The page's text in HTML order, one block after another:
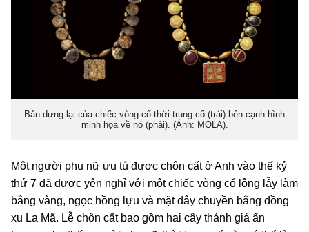
Bản dựng lại của chiếc vòng cổ thời trung cổ (trái) bên cạnh hình
minh họa về nó (phải). (Ảnh: MOLA).
Một người phụ nữ ưu tú được chôn cất ở Anh vào thế kỷ
thứ 7 đã được yên nghỉ với một chiếc vòng cổ lộng lẫy làm
bằng vàng, ngọc hồng lựu và mặt dây chuyền bằng đồng
xu La Mã. Lễ chôn cất bao gồm hai cây thánh giá ấn